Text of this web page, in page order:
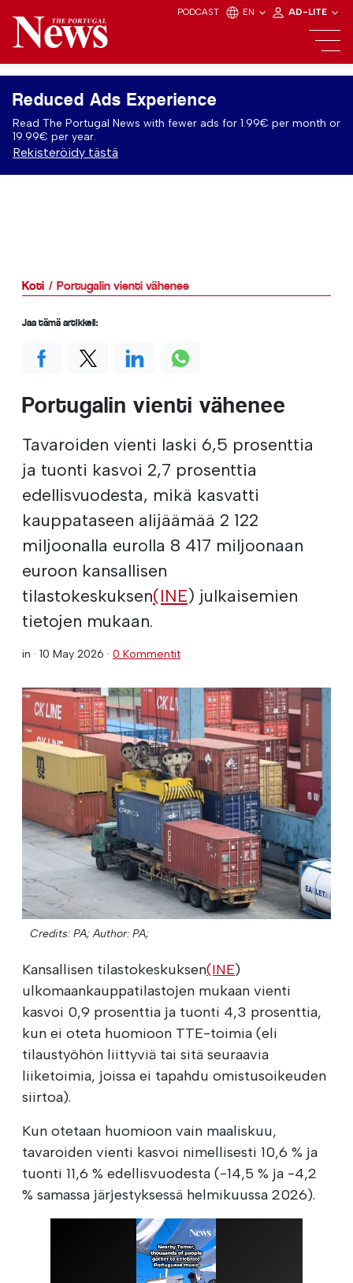
PODCAST EN AD-LITE
Reduced Ads Experience
Read The Portugal News with fewer ads for 1.99€ per month or
19.99€ per year.
Rekisteröidy tästä
Koti Portugalin vienti vähenee
Portugalin vienti vähenee
Tavaroiden vienti laski 6,5 prosenttia
ja tuonti kasvoi 2,7 prosenttia
edellisvuodesta, mikä kasvatti
kauppataseen alijäämää 2 122
miljoonalla eurolla 8 417 miljoonaan
euroon kansallisen
tilastokeskuksen(INE) julkaisemien
tietojen mukaan.
in · 10 May 2026 · 0 Kommentit
Credits: PA; Author: PA;
Kansallisen tilastokeskuksen(INE)
ulkomaankauppatilastojen mukaan vienti
kasvoi 0,9 prosenttia ja tuonti 4,3 prosenttia,
kun ei oteta huomioon TTE-toimia (eli
tilaustyöhön liittyviä tai sitä seuraavia
liiketoimia, joissa ei tapahdu omistusoikeuden
siirtoa).
Kun otetaan huomioon vain maaliskuu,
tavaroiden vienti kasvoi nimellisesti 10,6 % ja
tuonti 11,6 % edellisvuodesta (-14,5 % ja -4,2
% samassa järjestyksessä helmikuussa 2026).
Jaa tämä artikkeli: